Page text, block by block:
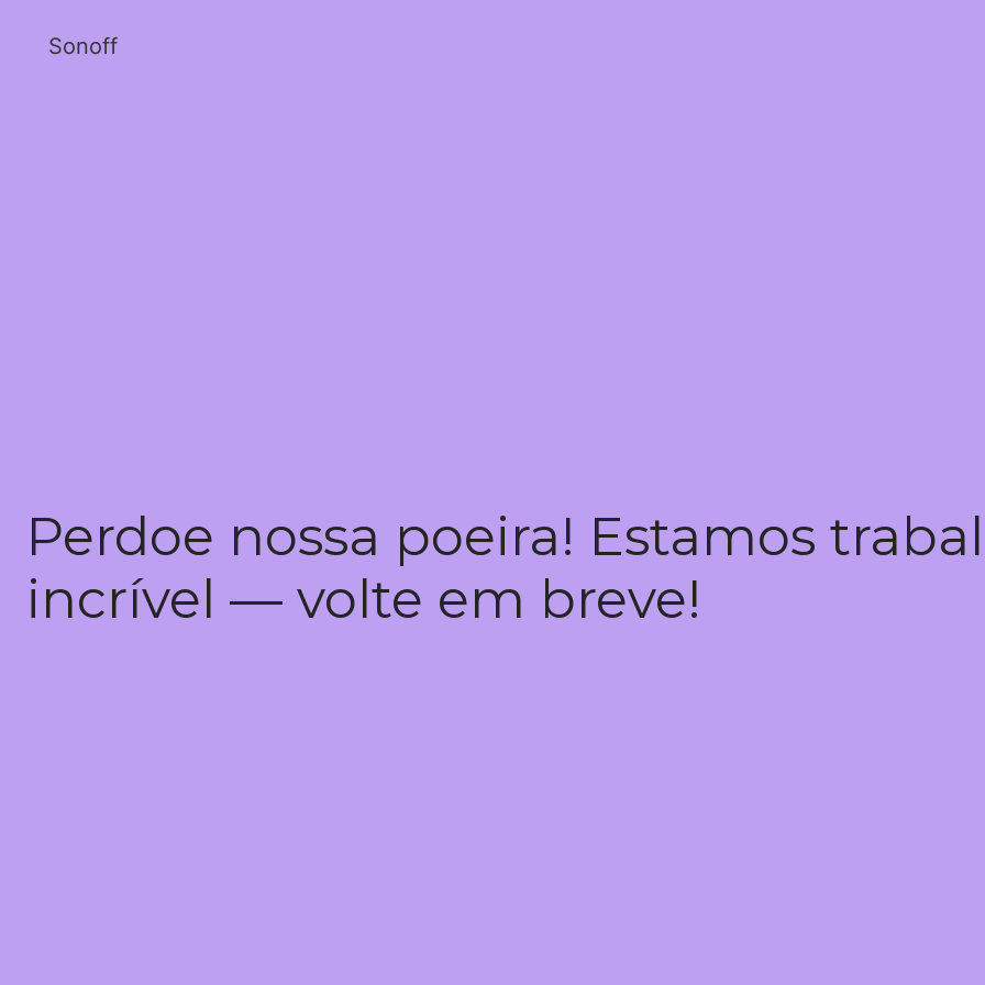
Sonoff
Perdoe nossa poeira! Estamos
incrível — volte em breve!